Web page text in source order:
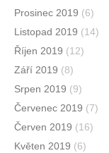
Prosinec 2019 (6)
Listopad 2019 (14)
Říjen 2019 (12)
Září 2019 (8)
Srpen 2019 (9)
Červenec 2019 (7)
Červen 2019 (16)
Květen 2019 (6)